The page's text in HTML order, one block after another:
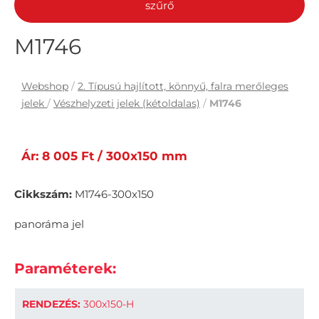
szűrő
M1746
Webshop / 2. Típusú hajlított, könnyű, falra merőleges
jelek / Vészhelyzeti jelek (kétoldalas) / M1746
Ár: 8 005 Ft / 300x150 mm
Cikkszám: M1746-300x150
panoráma jel
Paraméterek:
RENDEZÉS: 300x150-H